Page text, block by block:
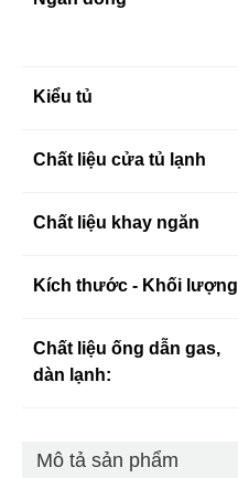
Kiểu tủ
Chất liệu cửa tủ lạnh
Chất liệu khay ngăn
Kích thước - Khối lượng
Chất liệu ống dẫn gas,
dàn lạnh:
Mô tả sản phẩm